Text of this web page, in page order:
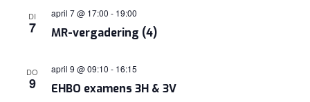
DI
7 MR-vergadering (4)
april 7 @ 17:00 - 19:00
DO
9 EHBO examens 3H & 3V
april 9 @ 09:10 - 16:15